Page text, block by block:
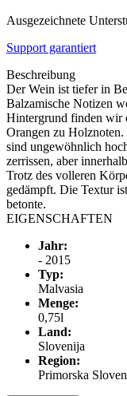
Ausgezeichnete
Support garantiert
Beschreibung
Der Wein ist tiefer in
Balzamische Notizen
Hintergrund finden wir
Orangen zu
sind ungewöhnlich
zerrissen, aber
Trotz des volleren
gedämpft. Die Textur
betonte.
EIGENSCHAFTEN
Jahr:
- 2015
Typ:
Malvasia
Menge:
0,75l
Land:
Slovenija
Region:
Primorska